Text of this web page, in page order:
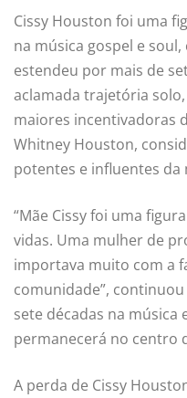
Cissy Houston foi uma
na música gospel e
estendeu por mais de
aclamada trajetória
maiores incentivadoras
Whitney Houston,
potentes e influentes da
“Mãe Cissy foi uma
vidas. Uma mulher de
importava muito com a
comunidade”,
sete décadas na
permanecerá no centro
A perda de Cissy